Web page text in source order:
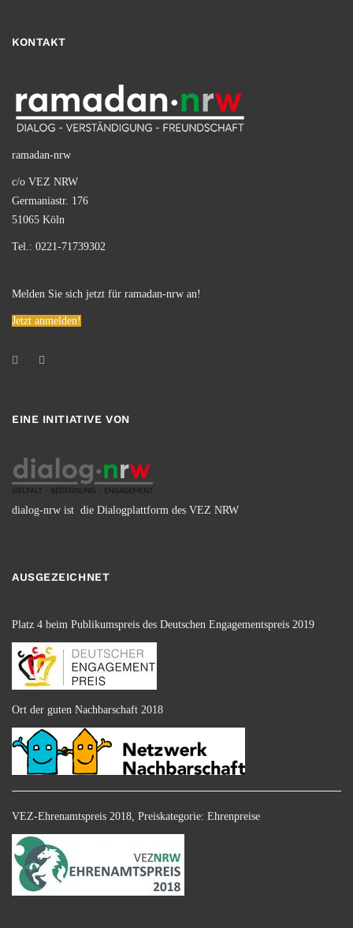
KONTAKT
ramadan-nrw
c/o VEZ NRW
Germaniastr. 176
51065 Köln
Tel.: 0221-71739302
Melden Sie sich jetzt für ramadan-nrw an!
Jetzt anmelden!
EINE INITIATIVE VON
dialog-nrw ist die Dialogplattform des VEZ NRW
AUSGEZEICHNET
Platz 4 beim Publikumspreis des Deutschen Engagementspreis 2019
Ort der guten Nachbarschaft 2018
VEZ-Ehrenamtspreis 2018, Preiskategorie: Ehrenpreise